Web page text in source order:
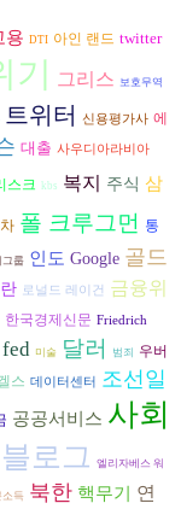
용 DTI 아인 랜드 twitter
그리스 보호무역
트위터 신용평가사 에
대출 사우디아라비아
스크 kbs 복지 주식 삼
폴 크루그먼 통
그룹 인도 Google 골드
로널드 레이건
금융위
한국경제신문 Friedrich
fed 미술 달러 범죄 우버
스 데이터센터
조선일
공공서비스 사회
블로그 엘리자베스 워
소득 북한 핵무기
연